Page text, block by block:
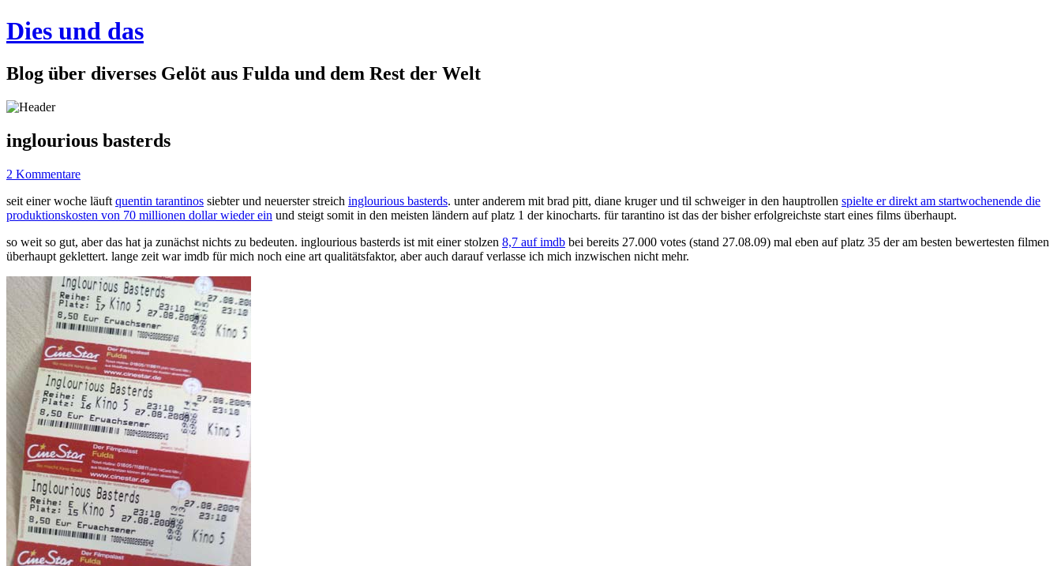
Dies und das
Blog über diverses Gelöt aus Fulda und dem Rest der Welt
inglourious basterds
2 Kommentare
seit einer woche läuft quentin tarantinos siebter und neuerster streich inglourious basterds. unter anderem mit brad pitt, diane kruger und til schweiger in den hauptrollen spielte er direkt am startwochenende die
produktionskosten von 70 millionen dollar wieder ein und steigt somit in den meisten ländern auf platz 1 der kinocharts. für tarantino ist das der bisher erfolgreichste start eines films überhaupt.
so weit so gut, aber das hat ja zunächst nichts zu bedeuten. inglourious basterds ist mit einer stolzen 8,7 auf imdb bei bereits 27.000 votes (stand 27.08.09) mal eben auf platz 35 der am besten bewertesten filmen
überhaupt geklettert. lange zeit war imdb für mich noch eine art qualitätsfaktor, aber auch darauf verlasse ich mich inzwischen nicht mehr.